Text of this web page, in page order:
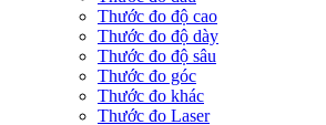
Thước đo độ cao
Thước đo độ dày
Thước đo độ sâu
Thước đo góc
Thước đo khác
Thước đo Laser